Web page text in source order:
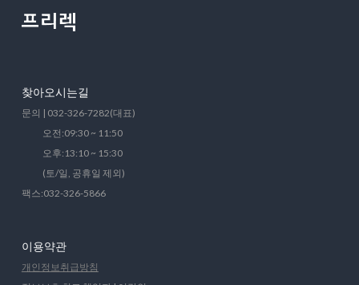
찾아오시는길
문의 | 032-326-7282(대표)
오전:09:30 ~ 11:50
오후:13:10 ~ 15:30
(토/일, 공휴일 제외)
팩스:032-326-5866
이용약관
개인정보취급방침